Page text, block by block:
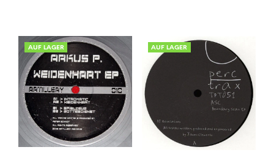
AUF LAGER AUF LAGER